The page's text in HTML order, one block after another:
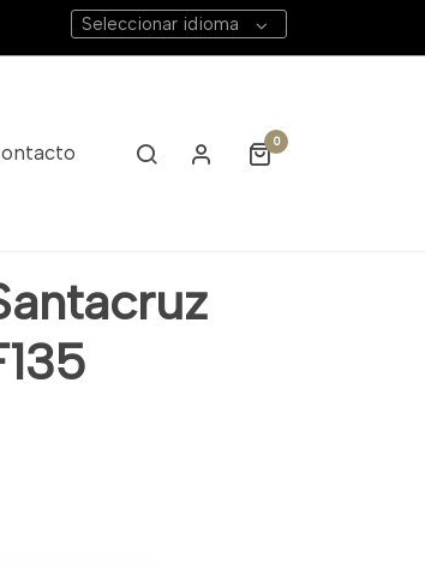
Seleccionar idioma
0